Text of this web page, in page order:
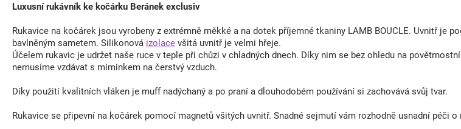
Luxusní rukávník ke kočárku Beránek exclusiv
Rukavice na kočárek jsou vyrobeny z extrémně měkké a na dotek příjemné tkaniny LAMB BOUCLE. Uvnitř je
bavlněným sametem. Silikonová izolace všitá uvnitř je velmi hřeje.
Účelem rukavic je udržet naše ruce v teple při chůzi v chladných dnech. Díky nim se bez ohledu na
nemusíme vzdávat s miminkem na čerstvý vzduch.
Díky použití kvalitních vláken je muff nadýchaný a po praní a dlouhodobém používání si zachovává svůj tvar.
Rukavice se připevní na kočárek pomocí magnetů všitých uvnitř. Snadné sejmutí vám rozhodně usnadní péči